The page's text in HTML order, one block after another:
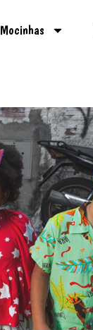
Mocinhas